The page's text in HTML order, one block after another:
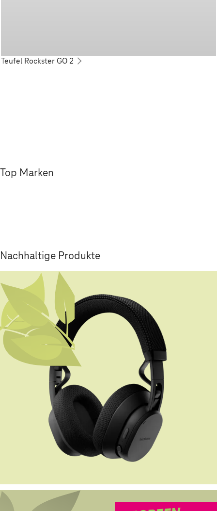
Teufel Rockster GO 2
Top Marken
Nachhaltige Produkte